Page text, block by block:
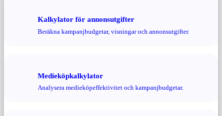
Kalkylator för annonsutgifter
Beräkna kampanjbudgetar, visningar och annonsutgifter.
Medieköpkalkylator
Analysera medieköpeffektivitet och kampanjbudgetar.